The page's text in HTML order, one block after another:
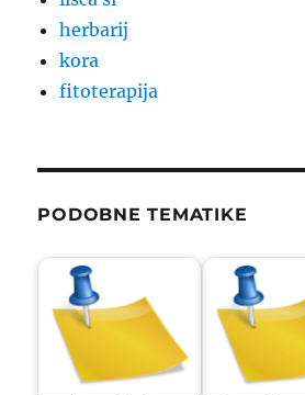
herbarij
kora
fitoterapija
PODOBNE TEMATIKE